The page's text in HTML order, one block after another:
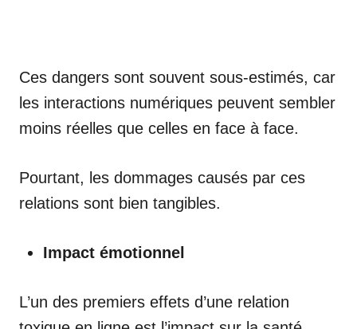
Ces dangers sont souvent sous-estimés, car
les interactions numériques peuvent sembler
moins réelles que celles en face à face.
Pourtant, les dommages causés par ces
relations sont bien tangibles.
Impact émotionnel
L’un des premiers effets d’une relation